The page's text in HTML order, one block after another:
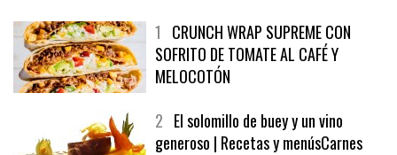
1 CRUNCH WRAP SUPREME CON
SOFRITO DE TOMATE AL CAFÉ Y
MELOCOTÓN
2 El solomillo de buey y un vino
generoso | Recetas y menúsCarnes